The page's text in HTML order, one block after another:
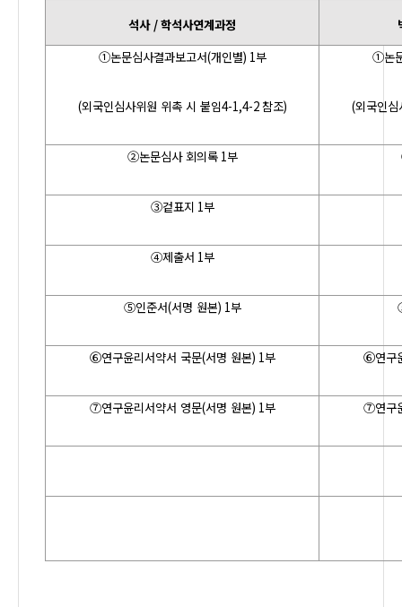
석사 /학석사연계과정
①논문심사결과보고서(개인별) 1부
(외국인심사위원 위촉 시 붙임4-1,4-2참조)
①논
(외국인
②논문심사 회의록1부
③겉표지 1부
④제출서 1부
⑤인준서(서명 원본) 1부
⑥연구윤리서약서 국문(서명 원본) 1부 ⑥연구
⑦연구윤리서약서 영문(서명 원본) 1부 ⑦연구